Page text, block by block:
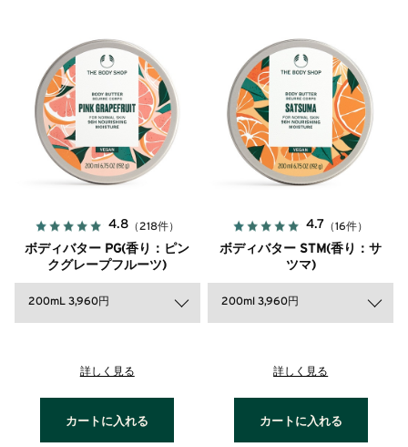
4.8（218件）
ボディバター PG(香り：ピン
クグレープフルーツ)
200mL 3,960円
詳しく見る
カートに入れる
4.7 （16件）
ボディバター STM(香り：サ
ツマ)
200ml 3,960円
詳しく見る
カートに入れる